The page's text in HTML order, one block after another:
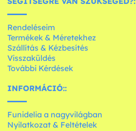
Rendeléseim
Termékek & Méretekhez
Szállítás & Kézbesítés
Visszaküldés
További Kérdések
INFORMÁCIÓ::
Funidelia a nagyvilágban
Nyilatkozat & Feltételek